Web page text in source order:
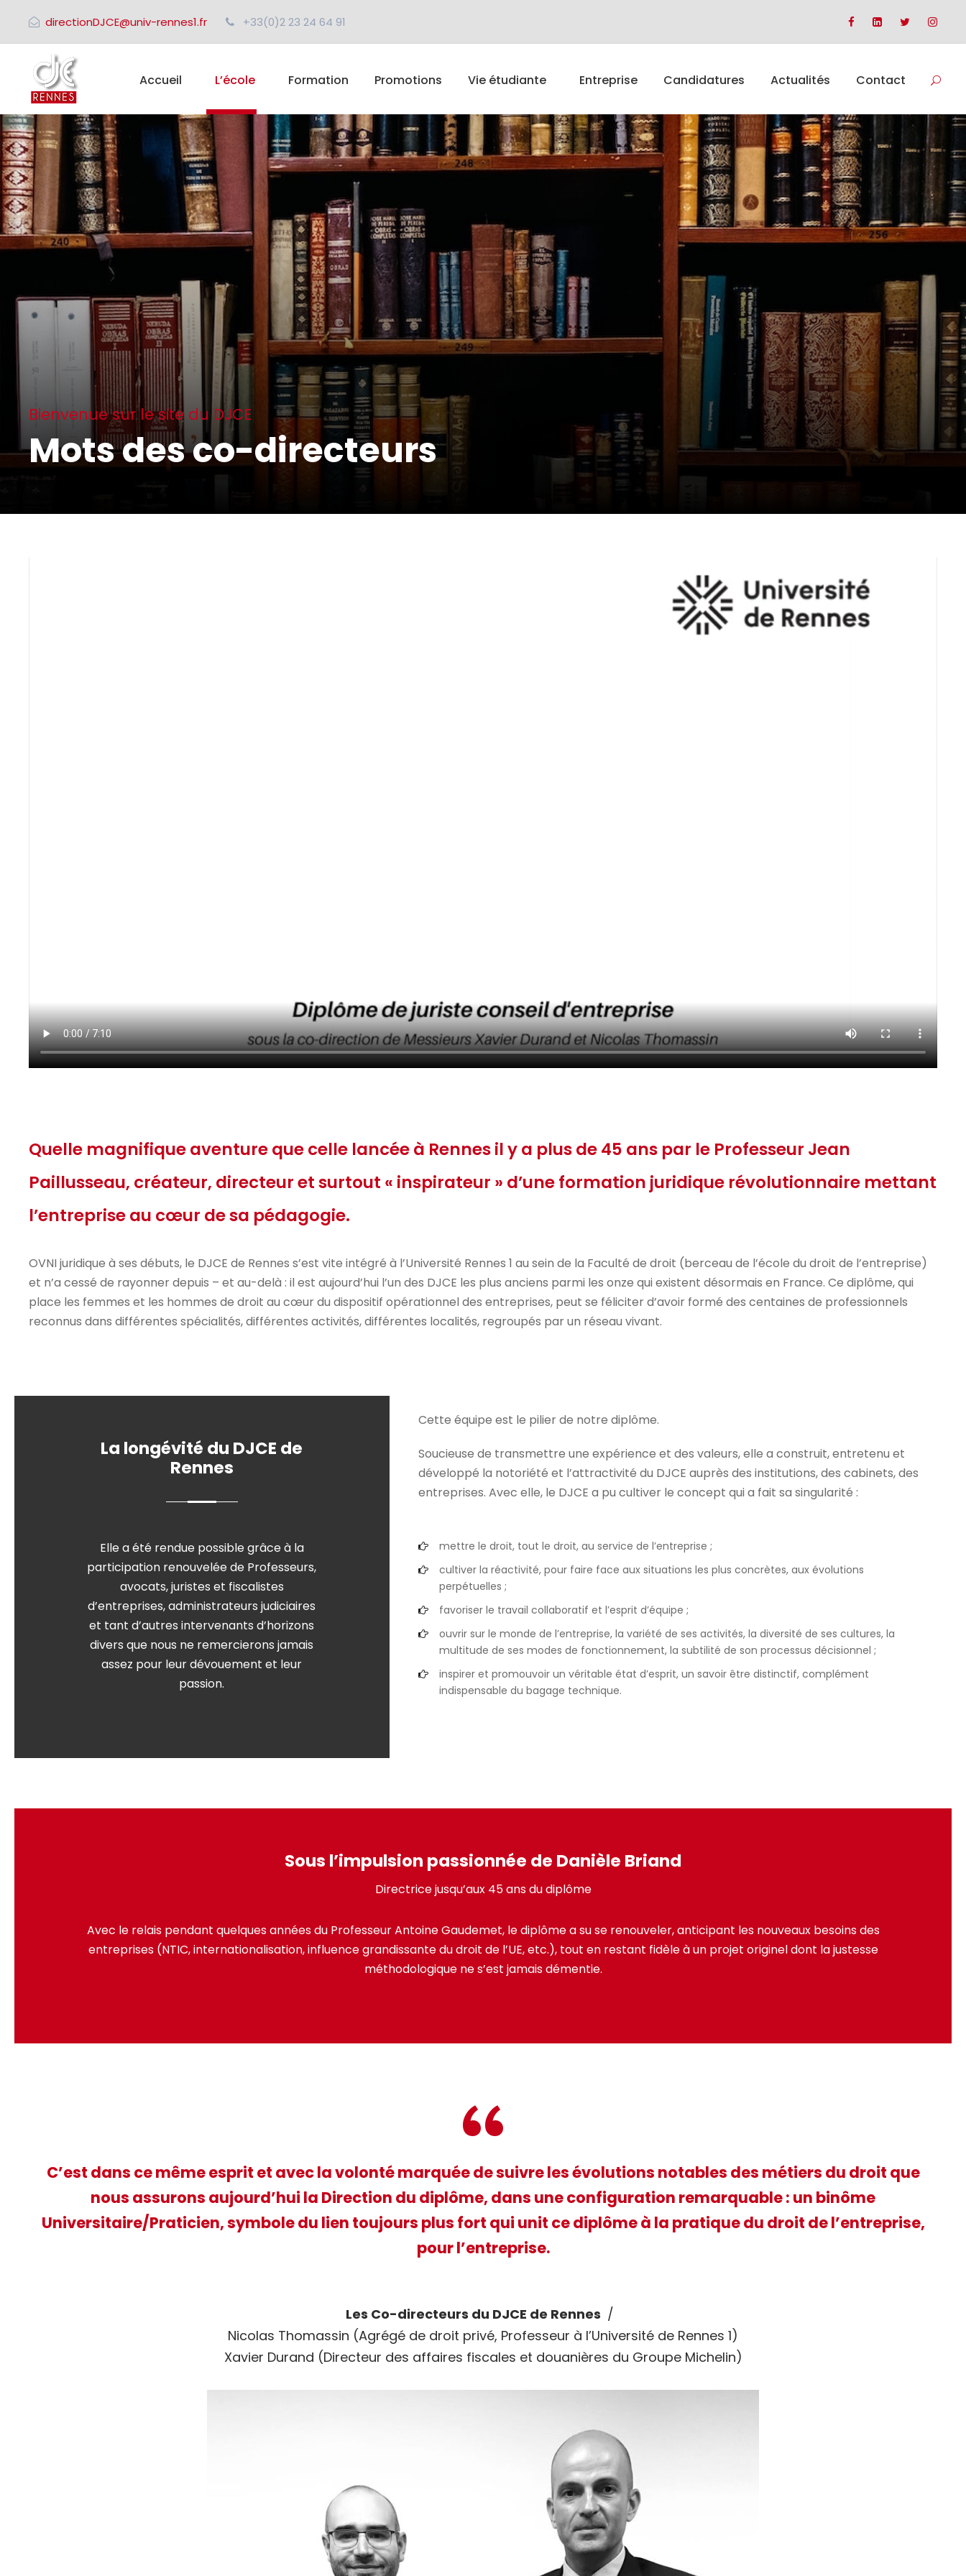
directionDJCE@univ-rennes1.fr +33(0)2 23 24 64 91
Accueil L’école Formation Promotions Vie étudiante Entreprise Candidatures Actualités Contact
Bienvenue sur le site du DJCE
Mots des co-directeurs
Quelle magnifique aventure que celle lancée à Rennes il y a plus de 45 ans par le Professeur Jean
Paillusseau, créateur, directeur et surtout « inspirateur » d’une formation juridique révolutionnaire mettant
l’entreprise au cœur de sa pédagogie.
OVNI juridique à ses débuts, le DJCE de Rennes s’est vite intégré à l’Université Rennes 1 au sein de la Faculté de droit (berceau de l’école du droit de l’entreprise)
et n’a cessé de rayonner depuis – et au-delà : il est aujourd’hui l’un des DJCE les plus anciens parmi les onze qui existent désormais en France. Ce diplôme, qui
place les femmes et les hommes de droit au cœur du dispositif opérationnel des entreprises, peut se féliciter d’avoir formé des centaines de professionnels
reconnus dans différentes spécialités, différentes activités, différentes localités, regroupés par un réseau vivant.
La longévité du DJCE de
Rennes
Elle a été rendue possible grâce à la
participation renouvelée de Professeurs,
avocats, juristes et fiscalistes
d’entreprises, administrateurs judiciaires
et tant d’autres intervenants d’horizons
divers que nous ne remercierons jamais
assez pour leur dévouement et leur
passion.
Cette équipe est le pilier de notre diplôme.
Soucieuse de transmettre une expérience et des valeurs, elle a construit, entretenu et
développé la notoriété et l’attractivité du DJCE auprès des institutions, des cabinets, des
entreprises. Avec elle, le DJCE a pu cultiver le concept qui a fait sa singularité :
mettre le droit, tout le droit, au service de l’entreprise ;
cultiver la réactivité, pour faire face aux situations les plus concrètes, aux évolutions
perpétuelles ;
favoriser le travail collaboratif et l’esprit d’équipe ;
ouvrir sur le monde de l’entreprise, la variété de ses activités, la diversité de ses cultures, la
multitude de ses modes de fonctionnement, la subtilité de son processus décisionnel ;
inspirer et promouvoir un véritable état d’esprit, un savoir être distinctif, complément
indispensable du bagage technique.
Sous l’impulsion passionnée de Danièle Briand
Directrice jusqu’aux 45 ans du diplôme
Avec le relais pendant quelques années du Professeur Antoine Gaudemet, le diplôme a su se renouveler, anticipant les nouveaux besoins des
entreprises (NTIC, internationalisation, influence grandissante du droit de l’UE, etc.), tout en restant fidèle à un projet originel dont la justesse
méthodologique ne s’est jamais démentie.
“
C’est dans ce même esprit et avec la volonté marquée de suivre les évolutions notables des métiers du droit que
nous assurons aujourd’hui la Direction du diplôme, dans une configuration remarquable : un binôme
Universitaire/Praticien, symbole du lien toujours plus fort qui unit ce diplôme à la pratique du droit de l’entreprise,
pour l’entreprise.
Les Co-directeurs du DJCE de Rennes
Nicolas Thomassin (Agrégé de droit privé, Professeur à l’Université de Rennes 1)
Xavier Durand (Directeur des affaires fiscales et douanières du Groupe Michelin)